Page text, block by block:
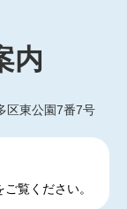
内
区東公園7番7号
ご覧ください。